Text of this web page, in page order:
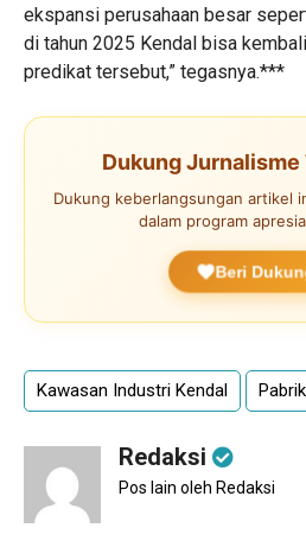
ekspansi perusahaan besar
di tahun 2025 Kendal bisa
predikat tersebut,” tegasnya.***
Dukung Jurnalisme
Dukung keberlangsungan artikel
dalam program
Beri
Kawasan Industri Kendal
Redaksi
Pos lain oleh Redaksi